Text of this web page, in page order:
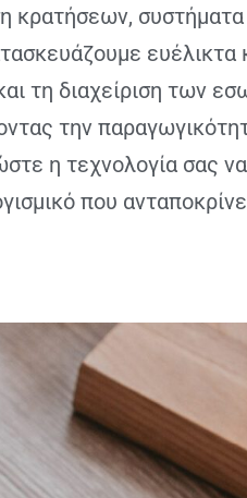
κρατήσεων,
ευέλικτα
τη διαχείριση των
την
η τεχνολογία σας
που